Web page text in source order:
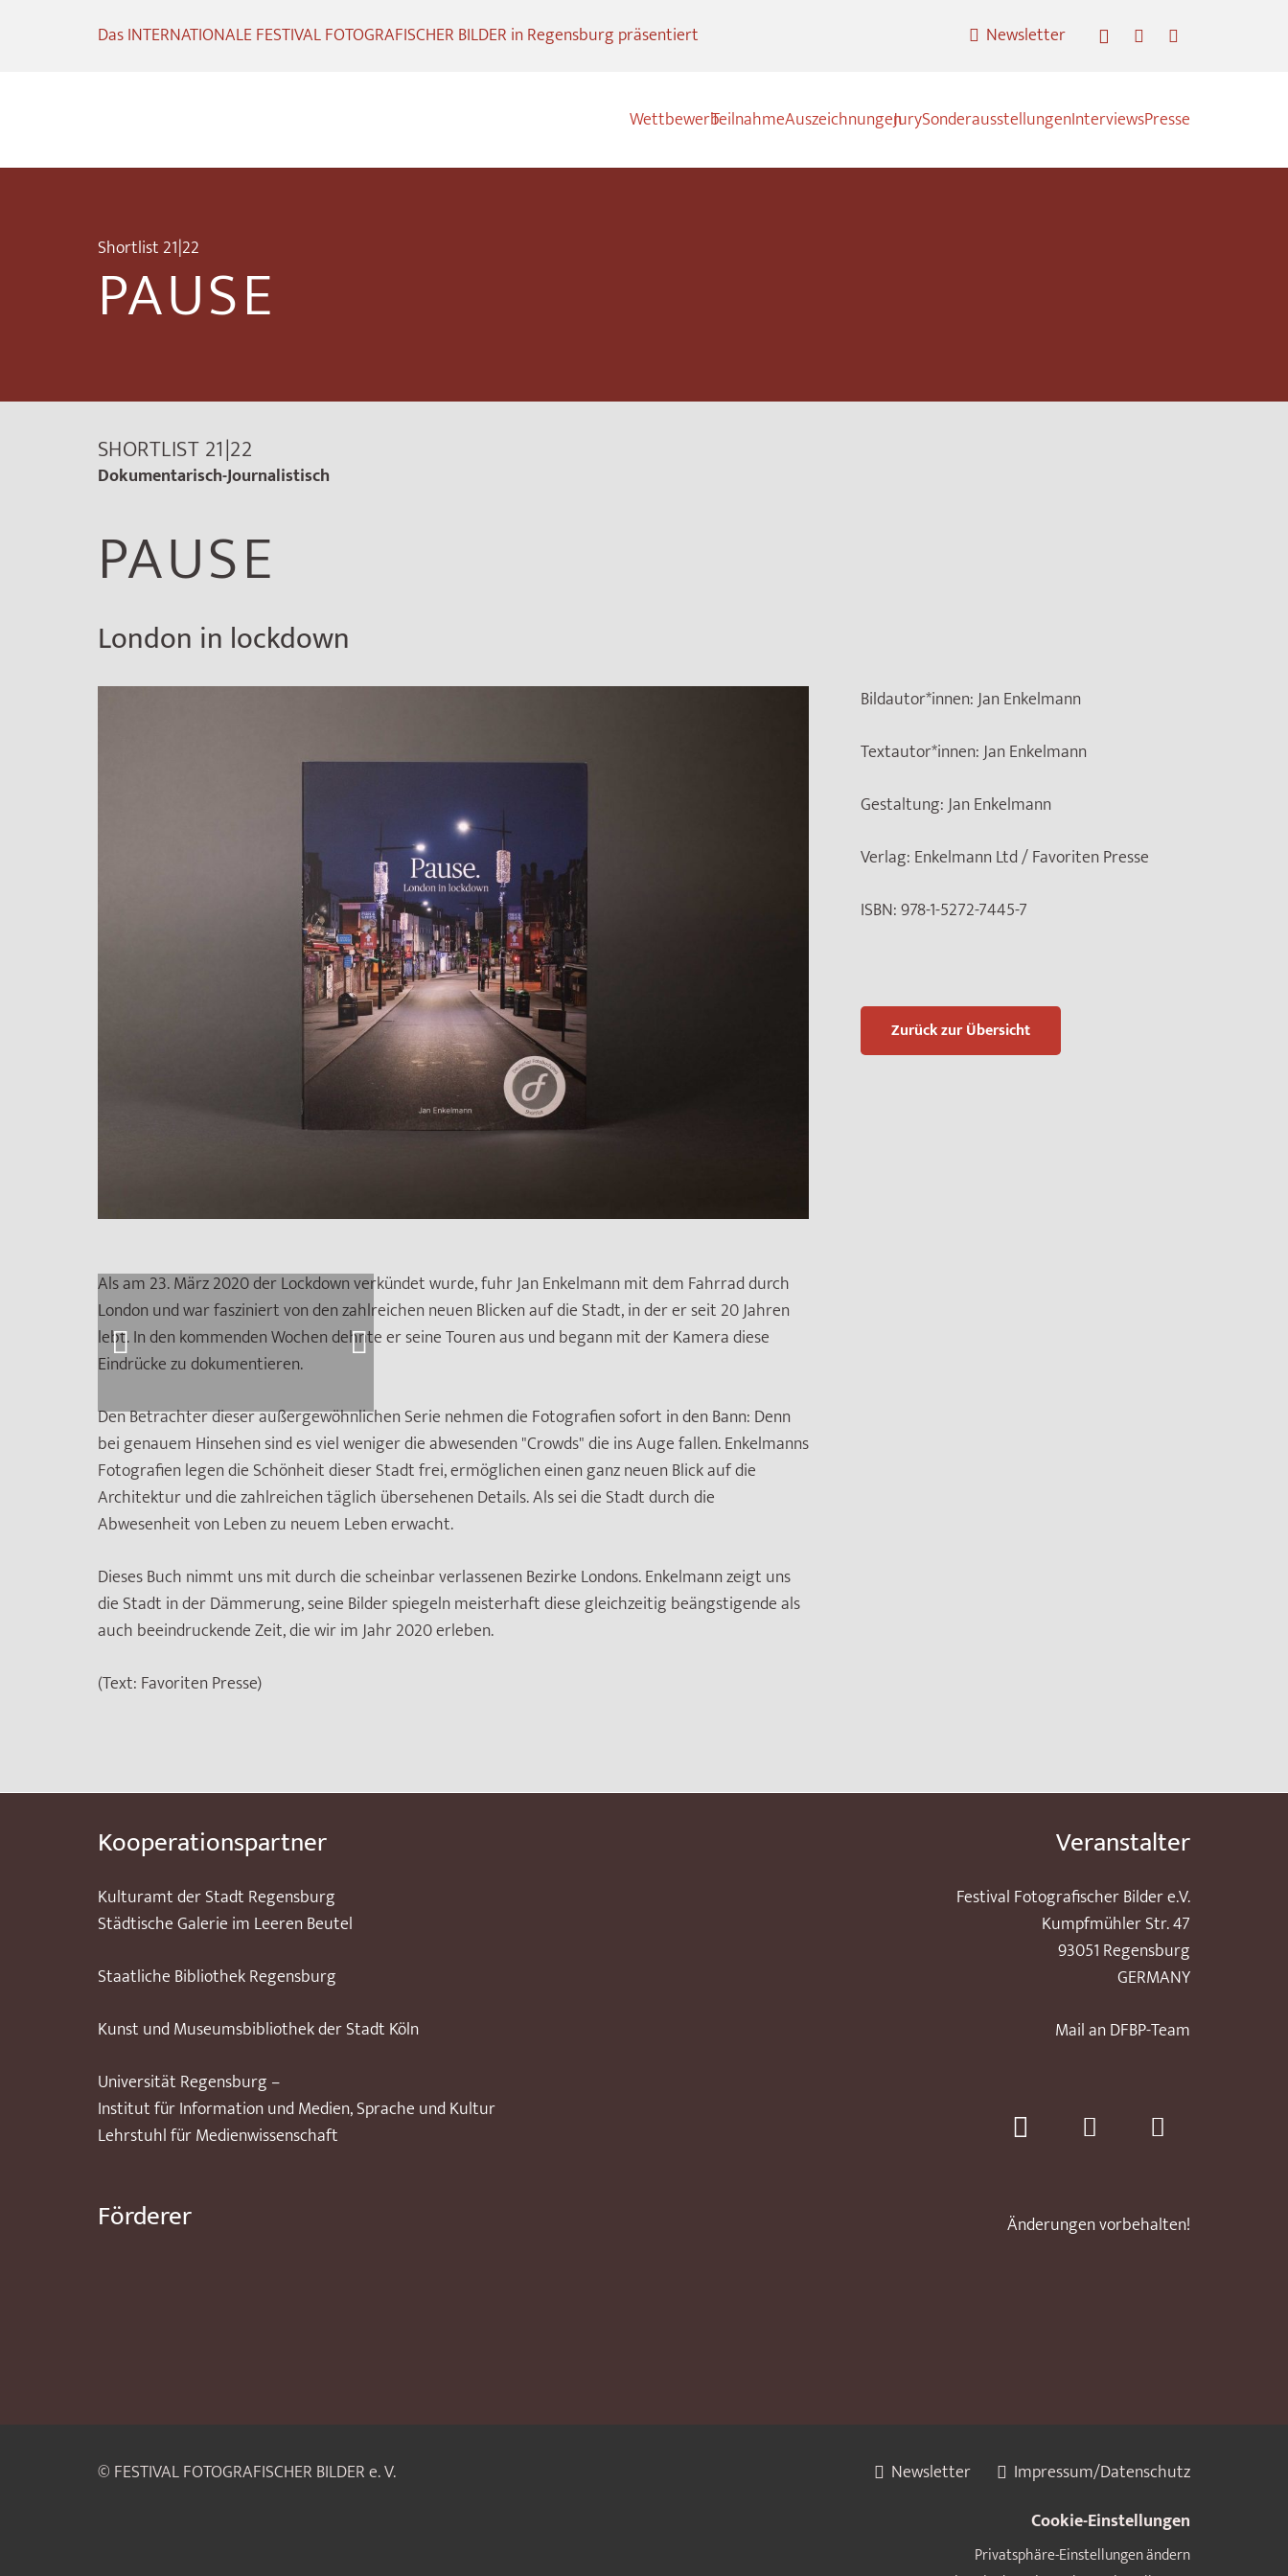
Das INTERNATIONALE FESTIVAL FOTOGRAFISCHER BILDER in Regensburg präsentiert Newsletter
WettbewerbTeilnahmeAuszeichnungenJurySonderausstellungenInterviewsPresse
Shortlist 21|22
PAUSE
SHORTLIST 21|22
Dokumentarisch-Journalistisch
PAUSE
London in lockdown
Als am 23. März 2020 der Lockdown verkündet wurde, fuhr Jan Enkelmann mit dem Fahrrad durch
London und war fasziniert von den zahlreichen neuen Blicken auf die Stadt, in der er seit 20 Jahren
lebt. In den kommenden Wochen dehnte er seine Touren aus und begann mit der Kamera diese
Eindrücke zu dokumentieren.
Den Betrachter dieser außergewöhnlichen Serie nehmen die Fotografien sofort in den Bann: Denn
bei genauem Hinsehen sind es viel weniger die abwesenden "Crowds" die ins Auge fallen. Enkelmanns
Fotografien legen die Schönheit dieser Stadt frei, ermöglichen einen ganz neuen Blick auf die
Architektur und die zahlreichen täglich übersehenen Details. Als sei die Stadt durch die
Abwesenheit von Leben zu neuem Leben erwacht.
Dieses Buch nimmt uns mit durch die scheinbar verlassenen Bezirke Londons. Enkelmann zeigt uns
die Stadt in der Dämmerung, seine Bilder spiegeln meisterhaft diese gleichzeitig beängstigende als
auch beeindruckende Zeit, die wir im Jahr 2020 erleben.
(Text: Favoriten Presse)
Bildautor*innen:Jan Enkelmann
Textautor*innen:Jan Enkelmann
Gestaltung:Jan Enkelmann
Verlag: Enkelmann Ltd / Favoriten Presse
ISBN:978-1-5272-7445-7
Zurück zur Übersicht
Kooperationspartner
Kulturamt der Stadt Regensburg
Städtische Galerie im Leeren Beutel
Staatliche Bibliothek Regensburg
Kunst und Museumsbibliothek der Stadt Köln
Universität Regensburg –
Institut für Information und Medien, Sprache und Kultur
Lehrstuhl für Medienwissenschaft
Förderer
Veranstalter
Festival Fotografischer Bilder e.V.
Kumpfmühler Str. 47
93051 Regensburg
GERMANY
Mail an DFBP-Team
Änderungen vorbehalten!
© FESTIVAL FOTOGRAFISCHER BILDER e. V. Newsletter
Impressum/Datenschutz
Cookie-Einstellungen
Privatsphäre-Einstellungen ändern